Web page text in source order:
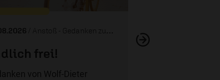
/ Anstoß - Gedanken zum Tag
frei!
von Wolf-Dieter